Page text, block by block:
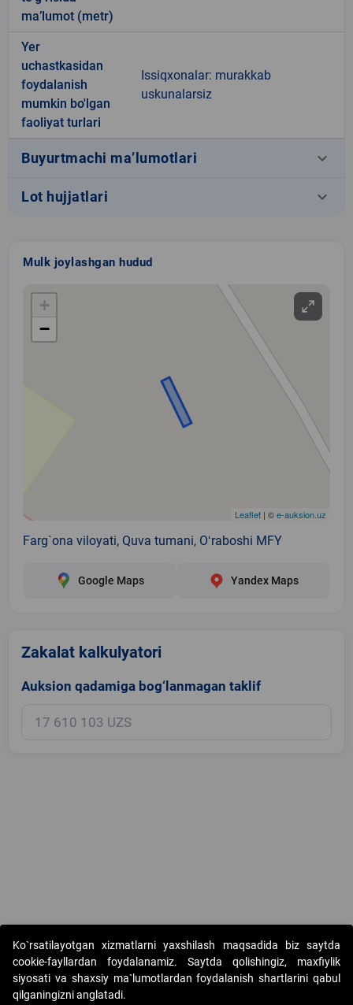
ma’lumot (metr)
Yer
uchastkasidan
foydalanish
mumkin bo'lgan
faoliyat turlari
Issiqxonalar: murakkab
uskunalarsiz
Buyurtmachi ma’lumotlari keyboard_arrow_down
Lot hujjatlari keyboard_arrow_down
Mulk joylashgan hudud
+
−
Leaflet | ©e-auksion.uz
Farg`ona viloyati, Quva tumani, Oʻraboshi MFY
Google Maps Yandex Maps
Zakalat kalkulyatori
Auksion qadamiga bog‘lanmagan taklif
Copyright © 2017-2026. "Elektron onlayn-auksionlarni tashkil etish"
AJ. Barcha huquqlar himoyalangan
Ko`rsatilayotgan xizmatlarni yaxshilash maqsadida biz saytda
cookie-fayllardan foydalanamiz. Saytda qolishingiz, maxfiylik
siyosati va shaxsiy ma`lumotlardan foydalanish shartlarini qabul
qilganingizni anglatadi.